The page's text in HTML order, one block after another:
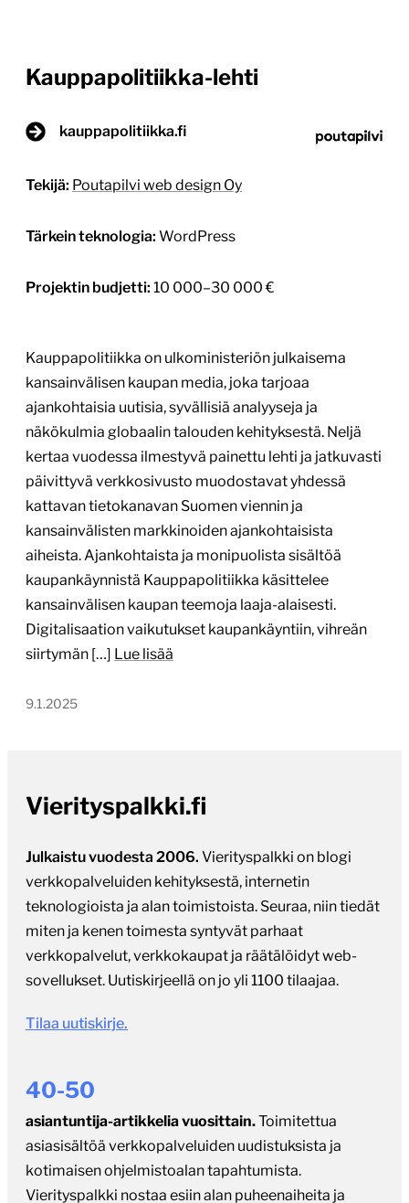
Kauppapolitiikka-lehti
kauppapolitiikka.fi
Tekijä: Poutapilvi web design Oy
Tärkein teknologia: WordPress
Projektin budjetti: 10 000–30 000 €
Kauppapolitiikka on ulkoministeriön julkaisema
kansainvälisen kaupan media, joka tarjoaa
ajankohtaisia uutisia, syvällisiä analyyseja ja
näkökulmia globaalin talouden kehityksestä. Neljä
kertaa vuodessa ilmestyvä painettu lehti ja jatkuvasti
päivittyvä verkkosivusto muodostavat yhdessä
kattavan tietokanavan Suomen viennin ja
kansainvälisten markkinoiden ajankohtaisista
aiheista. Ajankohtaista ja monipuolista sisältöä
kaupankäynnistä Kauppapolitiikka käsittelee
kansainvälisen kaupan teemoja laaja-alaisesti.
Digitalisaation vaikutukset kaupankäyntiin, vihreän
siirtymän […] Lue lisää
9.1.2025
Vierityspalkki.fi
Julkaistu vuodesta 2006. Vierityspalkki on blogi
verkkopalveluiden kehityksestä, internetin
teknologioista ja alan toimistoista. Seuraa, niin tiedät
miten ja kenen toimesta syntyvät parhaat
verkkopalvelut, verkkokaupat ja räätälöidyt web-
sovellukset. Uutiskirjeellä on jo yli 1100 tilaajaa.
Tilaa uutiskirje.
40-50
asiantuntija-artikkelia vuosittain.Toimitettua
asiasisältöä verkkopalveluiden uudistuksista ja
kotimaisen ohjelmistoalan tapahtumista.
Vierityspalkki nostaa esiin alan puheenaiheita ja